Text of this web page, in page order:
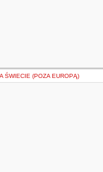
ŚWIECIE (POZA EUROPĄ)